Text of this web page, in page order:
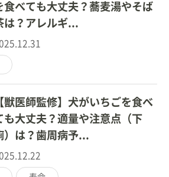
食べても大丈夫？蕎麦湯やそば
は？アレルギ...
獣医師監修】犬がいちごを食べ
も大丈夫？適量や注意点（下
）は？歯周病予...